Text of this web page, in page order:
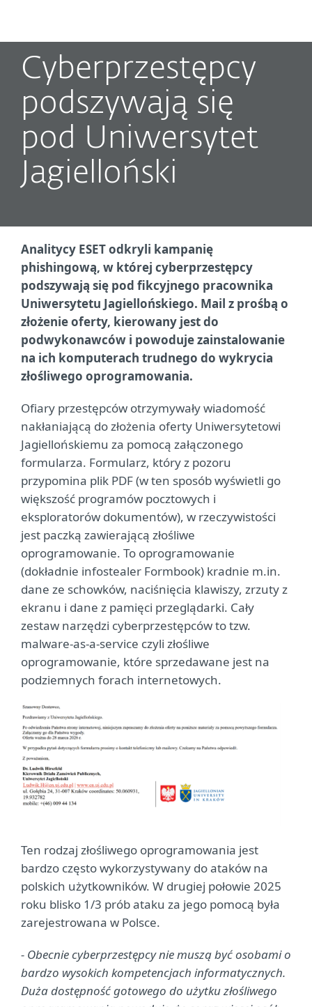
Cyberprzestępcy
podszywają się
pod Uniwersytet
Jagielloński
Analitycy ESET odkryli kampanię
phishingową, w której cyberprzestępcy
podszywają się pod fikcyjnego pracownika
Uniwersytetu Jagiellońskiego. Mail z prośbą o
złożenie oferty, kierowany jest do
podwykonawców i powoduje zainstalowanie
na ich komputerach trudnego do wykrycia
złośliwego oprogramowania.
Ofiary przestępców otrzymywały wiadomość
nakłaniającą do złożenia oferty Uniwersytetowi
Jagiellońskiemu za pomocą załączonego
formularza. Formularz, który z pozoru
przypomina plik PDF (w ten sposób wyświetli go
większość programów pocztowych i
eksploratorów dokumentów), w rzeczywistości
jest paczką zawierającą złośliwe
oprogramowanie. To oprogramowanie
(dokładnie infostealer Formbook) kradnie m.in.
dane ze schowków, naciśnięcia klawiszy, zrzuty z
ekranu i dane z pamięci przeglądarki. Cały
zestaw narzędzi cyberprzestępców to tzw.
malware-as-a-service czyli złośliwe
oprogramowanie, które sprzedawane jest na
podziemnych forach internetowych.
Ten rodzaj złośliwego oprogramowania jest
bardzo często wykorzystywany do ataków na
polskich użytkowników. W drugiej połowie 2025
roku blisko 1/3 prób ataku za jego pomocą była
zarejestrowana w Polsce.
- Obecnie cyberprzestępcy nie muszą być osobami o
bardzo wysokich kompetencjach informatycznych.
Duża dostępność gotowego do użytku złośliwego